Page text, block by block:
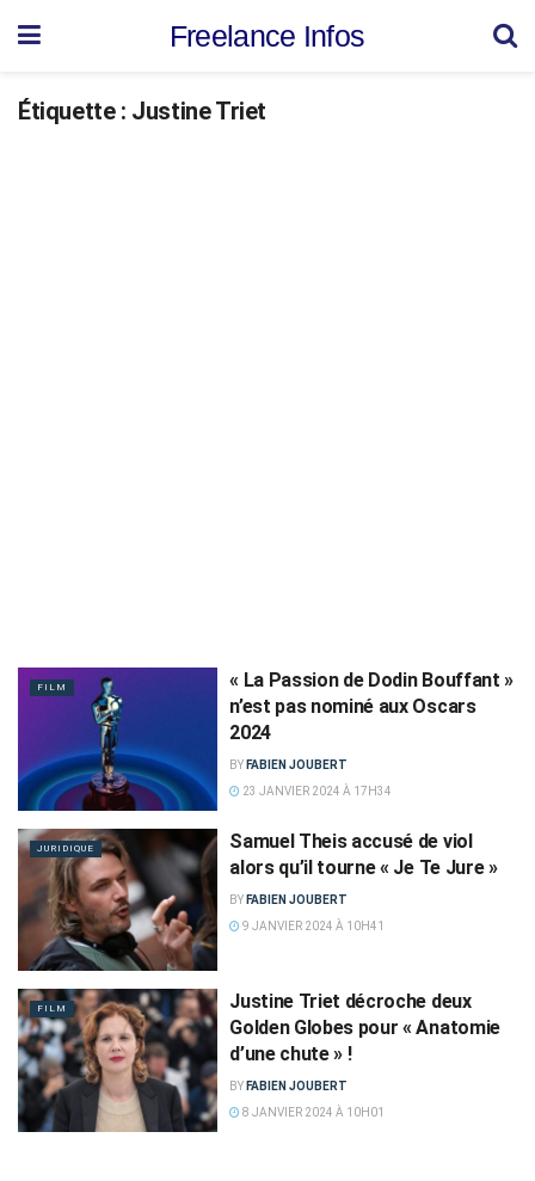
Freelance Infos
Étiquette : Justine Triet
FILM
« La Passion de Dodin Bouffant »
n’est pas nominé aux Oscars
2024
BY FABIEN JOUBERT
23 JANVIER 2024 À 17H34
JURIDIQUE
Samuel Theis accusé de viol
alors qu’il tourne « Je Te Jure »
BY FABIEN JOUBERT
9 JANVIER 2024 À 10H41
FILM
Justine Triet décroche deux
Golden Globes pour « Anatomie
d’une chute » !
BY FABIEN JOUBERT
8 JANVIER 2024 À 10H01